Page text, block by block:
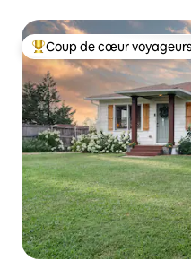
Coups de cœur voyageurs
Coup de cœur voyageurs